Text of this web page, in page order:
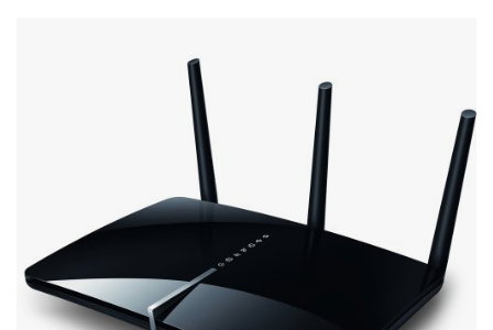
UPS Uninterruptible Power Supply
Headphones
Mouses and keybords
Cooling systems